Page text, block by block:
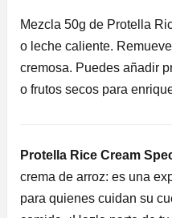
Mezcla 50g de Protella
o leche caliente.
cremosa. Puedes añadir
o frutos secos para
Protella Rice Cream
crema de arroz: es una
para quienes cuidan su